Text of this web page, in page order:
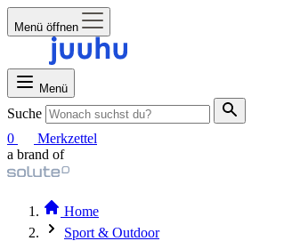
Menü öffnen
Menü
Suche
0
Merkzettel
a brand of
Home
Sport & Outdoor